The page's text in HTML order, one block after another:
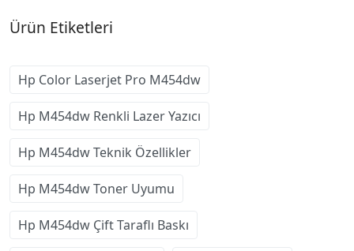
Ürün Etiketleri
Hp Color Laserjet Pro M454dw
Hp M454dw Renkli Lazer Yazıcı
Hp M454dw Teknik Özellikler
Hp M454dw Toner Uyumu
Hp M454dw Çift Taraflı Baskı